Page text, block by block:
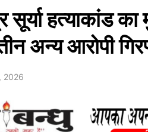
सूर्या हत्याकांड
अन्य आरोपी
2026